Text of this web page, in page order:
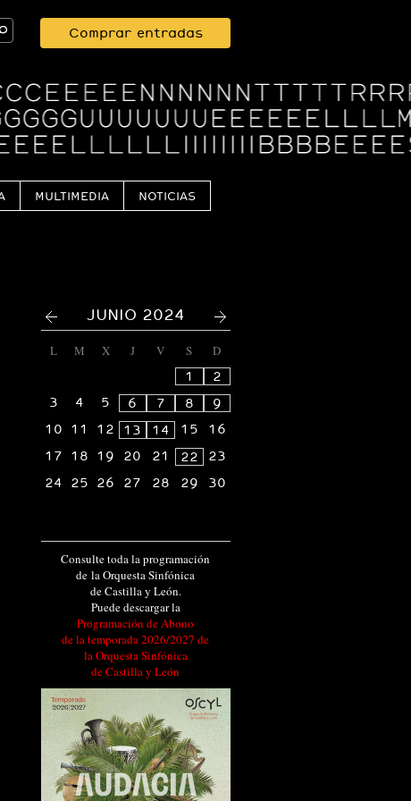
Comprar entradas
MULTIMEDIA NOTICIAS
JUNIO 2024
L M X J V S
D
1
2
3
4 5 6 7 8
9
10
11 12 13 14 15
16
17
18 19 20 21 22
23
24
25 26 27 28 29 30
Consulte toda la programación
de la Orquesta Sinfónica
de Castilla y León.
Puede descargar la
Programación de Abono
de la temporada 2026/2027 de
la Orquesta Sinfónica
de Castilla y León